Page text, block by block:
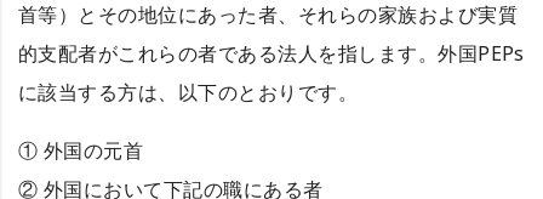
首等）とその地位にあった者、それらの家族および実質
的支配者がこれらの者である法人を指します。外国PEPs
に該当する方は、以下のとおりです。
① 外国の元首
② 外国において下記の職にある者